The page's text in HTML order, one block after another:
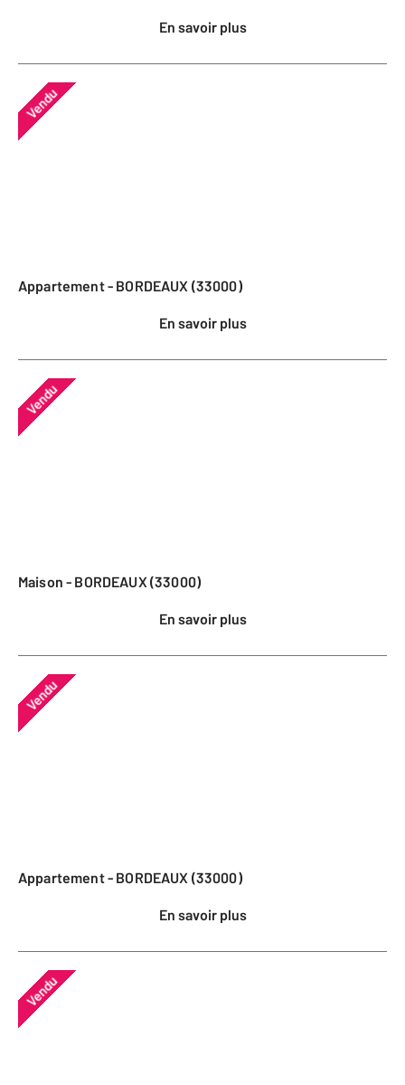
En savoir plus
Vendu
Appartement - BORDEAUX (33000)
En savoir plus
Vendu
Maison - BORDEAUX (33000)
En savoir plus
Vendu
Appartement - BORDEAUX (33000)
En savoir plus
Vendu